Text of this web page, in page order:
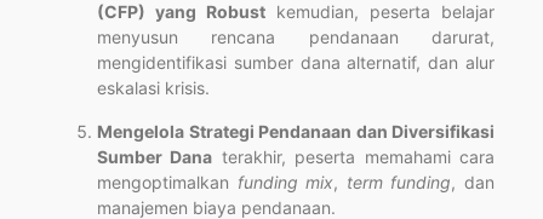
(CFP) yang Robust kemudian, peserta belajar
menyusun rencana pendanaan darurat,
mengidentifikasi sumber dana alternatif, dan alur
eskalasi krisis.
Mengelola Strategi Pendanaan dan Diversifikasi
Sumber Dana terakhir, peserta memahami cara
mengoptimalkan funding mix, term funding, dan
manajemen biaya pendanaan.